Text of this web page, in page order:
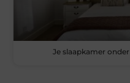
Je slaapkamer